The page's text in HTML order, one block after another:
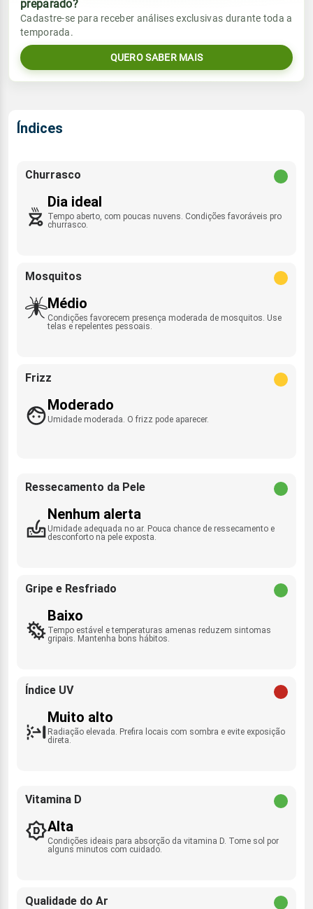
Umidade do ar
47% 91%
Rajada de vento
Sol
05:35h às 17:31h
Lua
Chuva
0.0mm
Umidade do ar
Vento
SSE - 16km/h
Rajada de vento
Sol
preparado?
Cadastre-se para receber análises exclusivas durante toda a
temporada.
QUERO SABER MAIS
Índices
Churrasco
Dia ideal
Tempo aberto, com poucas nuvens. Condições favoráveis pro
churrasco.
Mosquitos
Médio
Condições favorecem presença moderada de mosquitos. Use
telas e repelentes pessoais.
Frizz
Moderado
Umidade moderada. O frizz pode aparecer.
Ressecamento da Pele
Nenhum alerta
Umidade adequada no ar. Pouca chance de ressecamento e
desconforto na pele exposta.
Gripe e Resfriado
Baixo
Tempo estável e temperaturas amenas reduzem sintomas
gripais. Mantenha bons hábitos.
Índice UV
Muito alto
Radiação elevada. Prefira locais com sombra e evite exposição
direta.
Vitamina D
Alta
Condições ideais para absorção da vitamina D. Tome sol por
alguns minutos com cuidado.
Qualidade do Ar